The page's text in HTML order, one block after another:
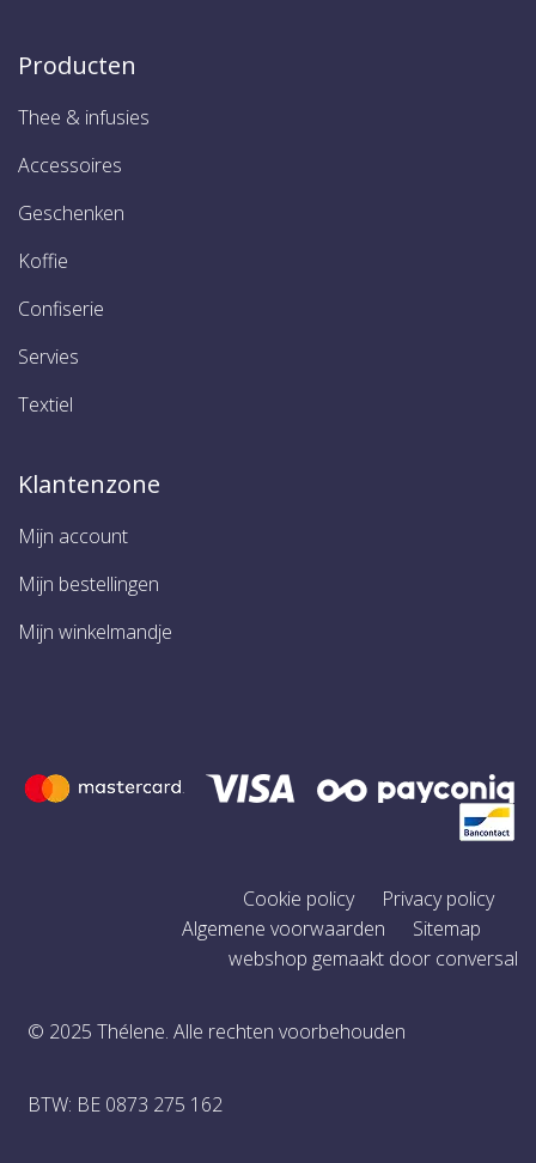
Producten
Thee & infusies
Accessoires
Geschenken
Koffie
Confiserie
Servies
Textiel
Klantenzone
Mijn account
Mijn bestellingen
Mijn winkelmandje
Cookie policy
Privacy policy
Algemene voorwaarden
Sitemap
webshop gemaakt door conversal
© 2025 Thélene. Alle rechten voorbehouden
BTW: BE 0873 275 162